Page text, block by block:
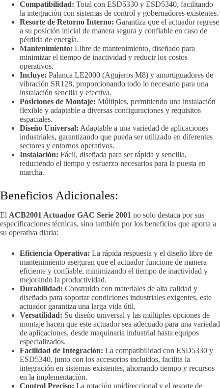
Compatibilidad: Total con ESD5330 y ESD5340, facilitando
la integración con sistemas de control y gobernadores existentes.
Resorte de Retorno Interno: Garantiza que el actuador regrese
a su posición inicial de manera segura y confiable en caso de
pérdida de energía.
Mantenimiento: Libre de mantenimiento, diseñado para
minimizar el tiempo de inactividad y reducir los costos
operativos.
Incluye: Palanca LE2000 (Agujeros M8) y amortiguadores de
vibración SR128, proporcionando todo lo necesario para una
instalación sencilla y efectiva.
Posiciones de Montaje: Múltiples, permitiendo una instalación
flexible y adaptable a diversas configuraciones y requisitos
espaciales.
Diseño Universal: Adaptable a una variedad de aplicaciones
industriales, garantizando que pueda ser utilizado en diferentes
sectores y entornos operativos.
Instalación: Fácil, diseñada para ser rápida y sencilla,
reduciendo el tiempo y esfuerzo necesarios para la puesta en
marcha.
Beneficios Adicionales:
El ACB2001 Actuador GAC Serie 2001 no solo destaca por sus
especificaciones técnicas, sino también por los beneficios que aporta a
su operativa diaria:
Eficiencia Operativa: La rápida respuesta y el diseño libre de
mantenimiento aseguran que el actuador funcione de manera
eficiente y confiable, minimizando el tiempo de inactividad y
mejorando la productividad.
Durabilidad: Construido con materiales de alta calidad y
diseñado para soportar condiciones industriales exigentes, este
actuador garantiza una larga vida útil.
Versatilidad: Su diseño universal y las múltiples opciones de
montaje hacen que este actuador sea adecuado para una variedad
de aplicaciones, desde maquinaria industrial hasta equipos
especializados.
Facilidad de Integración: La compatibilidad con ESD5330 y
ESD5340, junto con los accesorios incluidos, facilita la
integración en sistemas existentes, ahorrando tiempo y recursos
en la implementación.
Control Preciso: La rotación unidireccional y el resorte de